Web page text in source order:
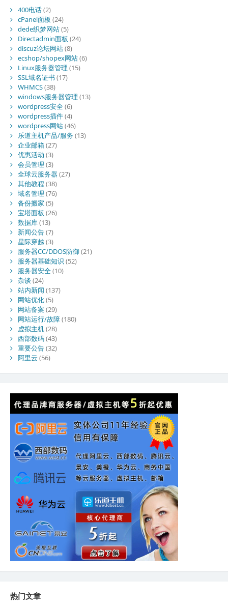
400电话(2)
cPanel面板 (24)
dede织梦网站(5)
Directadmin面板 (24)
discuz论坛网站(8)
ecshop/shopex网站(6)
Linux服务器管理 (15)
SSL域名证书 (17)
WHMCS(38)
windows服务器管理 (13)
wordpress安全(6)
wordpress插件(4)
wordpress网站(46)
乐道主机产品/服务(13)
企业邮箱(27)
优惠活动 (3)
会员管理 (3)
全球云服务器 (27)
其他教程 (38)
域名管理 (76)
备份搬家 (5)
宝塔面板 (26)
数据库(13)
新闻公告(7)
星际穿越 (3)
服务器CC/DDOS防御(21)
服务器基础知识 (52)
服务器安全(10)
杂谈 (24)
站内新闻 (137)
网站优化(5)
网站备案 (29)
网站运行/故障(180)
虚拟主机(28)
西部数码(43)
重要公告(32)
阿里云 (56)
热门文章